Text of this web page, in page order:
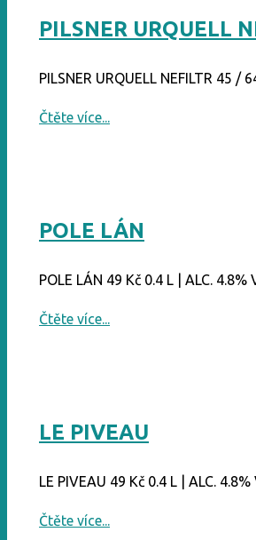
PILSNER URQUELL
PILSNER URQUELL NEFILTR 45 /
Čtěte více...
POLE LÁN
POLE LÁN 49 Kč 0.4 L | ALC. 4.8%
Čtěte více...
LE PIVEAU
LE PIVEAU 49 Kč 0.4 L | ALC. 4.8%
Čtěte více...